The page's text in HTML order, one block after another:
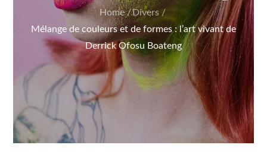
Home
Divers
Mélange de couleurs et de formes : l’art vivant de
Derrick Ofosu Boateng